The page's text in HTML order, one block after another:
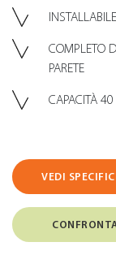
COMPLETO
PARETE
CAPACITÀ
VEDI